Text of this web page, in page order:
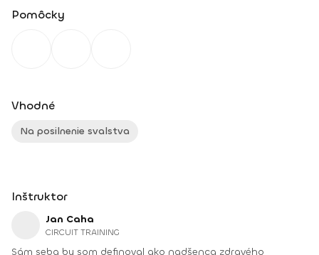
Pomôcky
Vhodné
Na posilnenie svalstva
Inštruktor
Jan Caha
CIRCUIT TRAINING
Sám seba by som definoval ako nadšenca zdravého